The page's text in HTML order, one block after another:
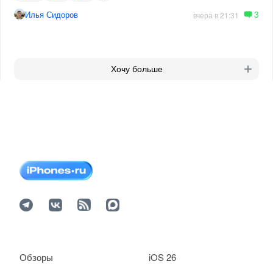
Илья Сидоров вчера в 21:31 3
Хочу больше
iOS 26
Обзоры